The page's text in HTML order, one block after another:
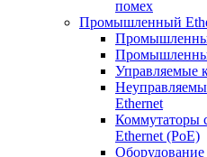
помех
Промышленный
Управляемые
Ethernet
Коммутаторы
Ethernet (PoE)
Оборудование